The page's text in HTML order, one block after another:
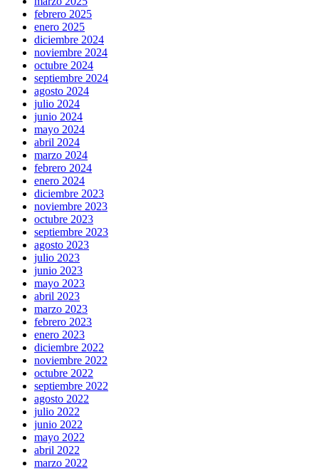
febrero 2025
enero 2025
diciembre 2024
noviembre 2024
octubre 2024
septiembre 2024
agosto 2024
julio 2024
junio 2024
mayo 2024
abril 2024
marzo 2024
febrero 2024
enero 2024
diciembre 2023
noviembre 2023
octubre 2023
septiembre 2023
agosto 2023
julio 2023
junio 2023
mayo 2023
abril 2023
marzo 2023
febrero 2023
enero 2023
diciembre 2022
noviembre 2022
octubre 2022
septiembre 2022
agosto 2022
julio 2022
junio 2022
mayo 2022
abril 2022
marzo 2022